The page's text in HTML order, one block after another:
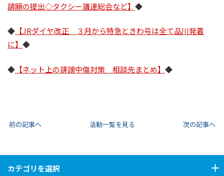
請願の提出◇タクシー議連総会など】 ◆
◆ 【JRダイヤ改正 ３月から特急ときわ号は全て品川発着
に】 ◆
◆ 【ネット上の誹謗中傷対策 相談先まとめ】 ◆
前の記事へ 活動一覧を見る 次の記事へ
カテゴリを選択